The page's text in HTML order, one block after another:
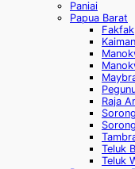
Paniai
Papua Barat
Fakfak
Raja
Sorong
Teluk
Teluk